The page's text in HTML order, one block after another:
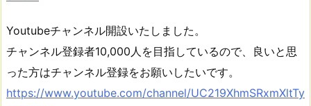
Youtubeチャンネル開設いたしました。
チャンネル登録者10,000人を目指しているので、良いと思
った方はチャンネル登録をお願いしたいです。
https://www.youtube.com/channel/UC219XhmSRxmXltTy